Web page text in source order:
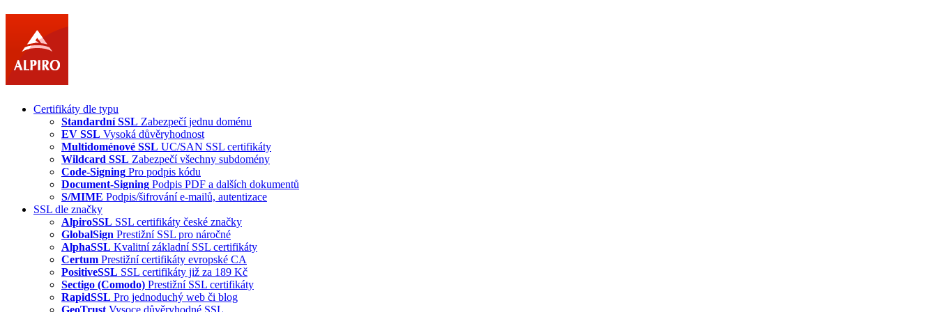
Certifikáty dle typu
Standardní SSL Zabezpečí jednu doménu
EV SSL Vysoká důvěryhodnost
Multidoménové SSL UC/SAN SSL certifikáty
Wildcard SSL Zabezpečí všechny subdomény
Code-Signing Pro podpis kódu
Document-Signing Podpis PDF a dalších dokumentů
S/MIME Podpis/šifrování e-mailů, autentizace
SSL dle značky
AlpiroSSL SSL certifikáty české značky
GlobalSign Prestižní SSL pro náročné
AlphaSSL Kvalitní základní SSL certifikáty
Certum Prestižní certifikáty evropské CA
PositiveSSL SSL certifikáty již za 189 Kč
Sectigo (Comodo) Prestižní SSL certifikáty
RapidSSL Pro jednoduchý web či blog
GeoTrust Vysoce důvěryhodné SSL